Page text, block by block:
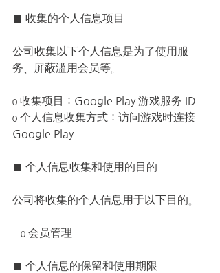
■ 收集的个人信息项目
公司收集以下个人信息是为了使用服
务、屏蔽滥用会员等。
ο 收集项目：Google Play 游戏服务 ID
ο 个人信息收集方式：访问游戏时连接
Google Play
■ 个人信息收集和使用的目的
公司将收集的个人信息用于以下目的。
ο 会员管理
■ 个人信息的保留和使用期限